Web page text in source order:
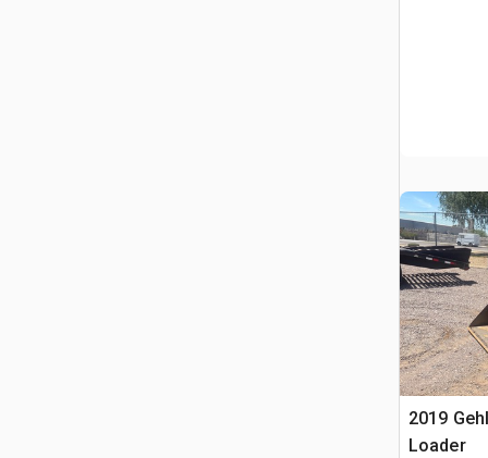
2019
Loader